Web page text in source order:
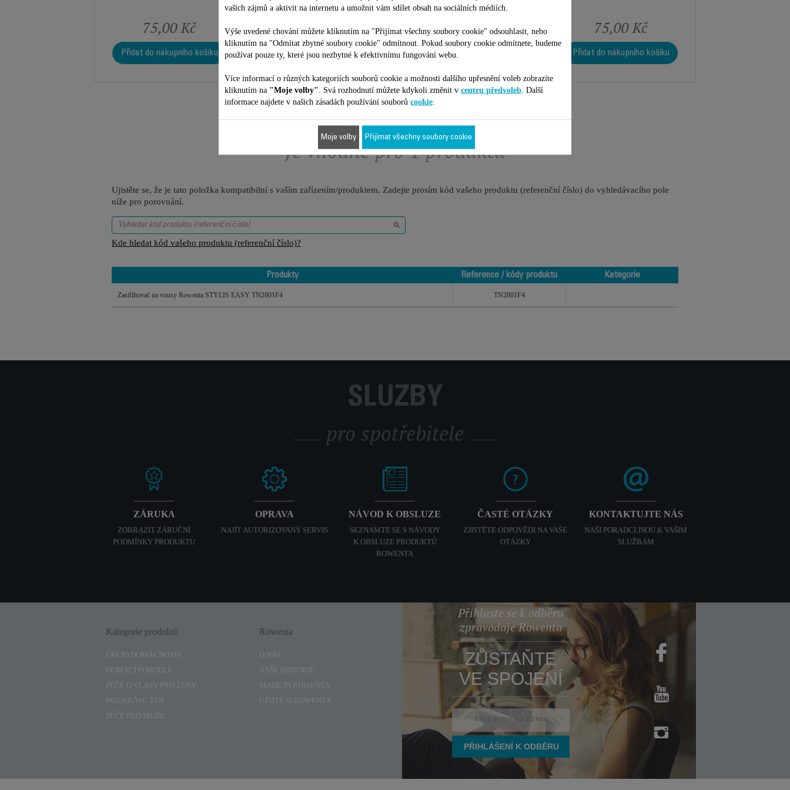
75,00 Kč
Přidat do nákupního košíku
K dispozici na skladě.
99,00 Kč
Přidat do nákupního košíku
223,00 Kč
Přidat do nákupního košíku
75,00 Kč
Přidat do nákupního košíku
Je vhodné pro 1 produktů
Ujistěte se, že je tato položka kompatibilní s vaším zařízením/produktem. Zadejte prosím kód vašeho produktu (referenční číslo) do vyhledávacího pole
níže pro porovnání.
Kde hledat kód vašeho produktu (referenční číslo)?
Produkty Reference / kódy produktu
Kategorie
Zastřihovač na vousy Rowenta STYLIS EASY TN2801F4 TN2801F4
SLUŽBY
pro spotřebitele
ZÁRUKA
ZOBRAZIT ZÁRUČNÍ
PODMÍNKY PRODUKTU
OPRAVA
NAJÍT AUTORIZOVANÝ SERVIS
NÁVOD K OBSLUZE
SEZNAMTE SE S NÁVODY
K OBSLUZE PRODUKTŮ
ROWENTA
ČASTÉ OTÁZKY
ZJISTĚTE ODPOVĚDI NA VAŠE
OTÁZKY
KONTAKTUJTE NÁS
NAŠI PORADCI JSOU K VAŠIM
SLUŽBÁM
Kategorie produktů
ÚKLID DOMÁCNOSTI
DOMÁCÍ POHODLÍ
PÉČE O VLASY PRO ŽENY
PRO KRÁSU ŽEN
PÉČE PRO MUŽE
Rowenta
O NÁS
NAŠE HISTORIE
MADE IN ROWENTA
UŽIJTE SI ROWENTA
Přihlaste se k odběru
zpravodaje Rowenta
ZŮSTAŇTE
VE SPOJENÍ
vašich zájmů a aktivit na internetu a umožnit vám sdílet obsah na sociálních médiích.
Výše uvedené chování můžete kliknutím na "Přijímat všechny soubory cookie" odsouhlasit, nebo
kliknutím na "Odmítat zbytné soubory cookie" odmítnout. Pokud soubory cookie odmítnete, budeme
používat pouze ty, které jsou nezbytné k efektivnímu fungování webu.
Více informací o různých kategoriích souborů cookie a možnosti dalšího upřesnění voleb zobrazíte
kliknutím na "Moje volby" . Svá rozhodnutí můžete kdykoli změnit v centru předvoleb . Další
informace najdete v našich zásadách používání souborů cookie
Moje volby Přijímat všechny soubory cookie